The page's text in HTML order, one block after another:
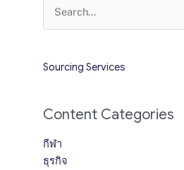
for:
Sourcing Services
Content Categories
กีฬา
ธุรกิจ